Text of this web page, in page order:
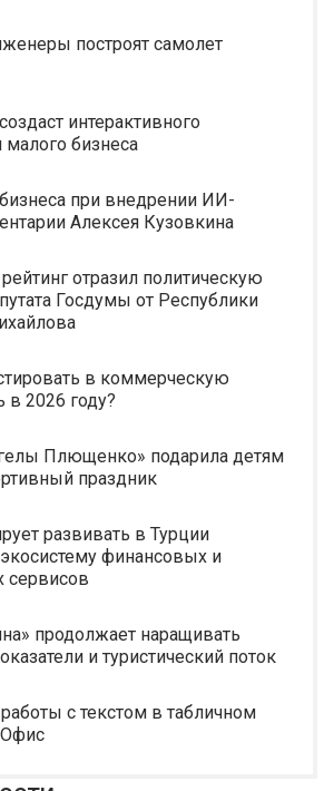
построят самолет
интерактивного
малого бизнеса
при внедрении ИИ-
Алексея Кузовкина
отразил политическую
Госдумы от Республики
в коммерческую
2026 году?
Плющенко» подарила детям
праздник
развивать в Турции
финансовых и
сервисов
продолжает наращивать
и туристический поток
с текстом в табличном